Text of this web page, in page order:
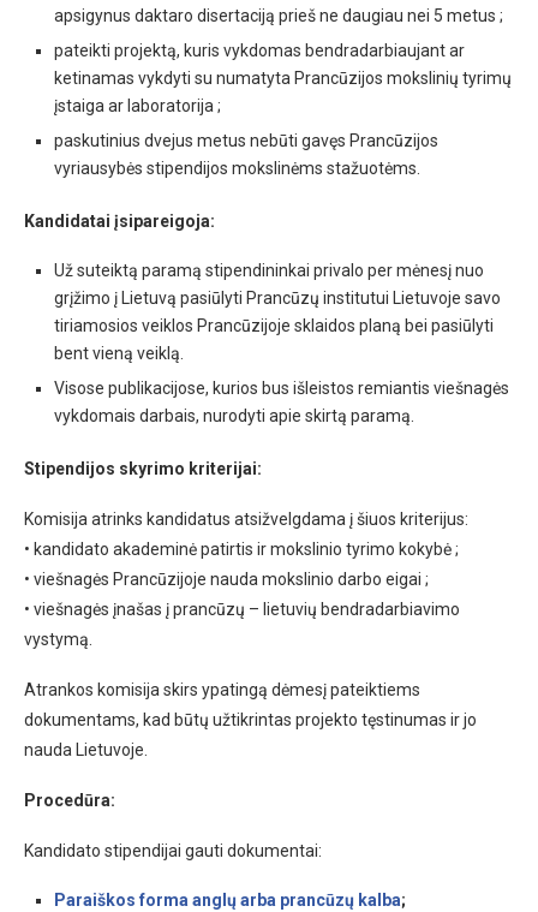
apsigynus daktaro disertaciją prieš ne daugiau nei 5 metus ;
pateikti projektą, kuris vykdomas bendradarbiaujant ar
ketinamas vykdyti su numatyta Prancūzijos mokslinių tyrimų
įstaiga ar laboratorija ;
paskutinius dvejus metus nebūti gavęs Prancūzijos
vyriausybės stipendijos mokslinėms stažuotėms.
Kandidatai įsipareigoja:
Už suteiktą paramą stipendininkai privalo per mėnesį nuo
grįžimo į Lietuvą pasiūlyti Prancūzų institutui Lietuvoje savo
tiriamosios veiklos Prancūzijoje sklaidos planą bei pasiūlyti
bent vieną veiklą.
Visose publikacijose, kurios bus išleistos remiantis viešnagės
vykdomais darbais, nurodyti apie skirtą paramą.
Stipendijos skyrimo kriterijai:
Komisija atrinks kandidatus atsižvelgdama į šiuos kriterijus:
• kandidato akademinė patirtis ir mokslinio tyrimo kokybė ;
• viešnagės Prancūzijoje nauda mokslinio darbo eigai ;
• viešnagės įnašas į prancūzų – lietuvių bendradarbiavimo
vystymą.
Atrankos komisija skirs ypatingą dėmesį pateiktiems
dokumentams, kad būtų užtikrintas projekto tęstinumas ir jo
nauda Lietuvoje.
Procedūra:
Kandidato stipendijai gauti dokumentai:
Paraiškos forma anglų arba prancūzų kalba;